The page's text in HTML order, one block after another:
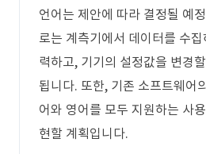
언어는 제안에 따라 결정될 예
로는 계측기에서 데이터를 수
력하고, 기기의 설정값을 변경
됩니다. 또한, 기존 소프트웨어
어와 영어를 모두 지원하는 사
현할 계획입니다.